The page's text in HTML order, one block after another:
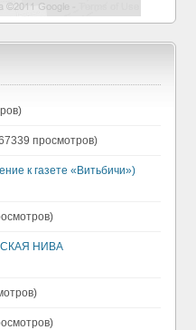
просмотров)
к газете «Витьбичи»)
НИВА